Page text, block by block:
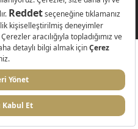
Hakları Saklıdır